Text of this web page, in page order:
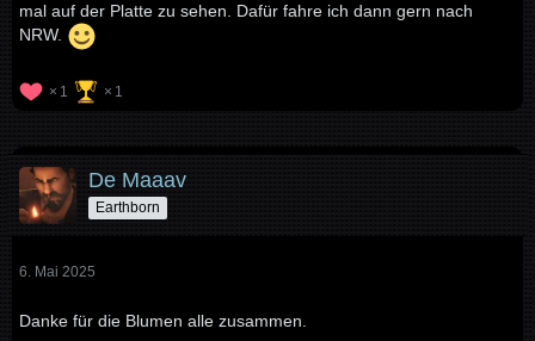
mal auf der Platte zu sehen. Dafür fahre ich dann gern nach
NRW.
1 1
De Maaav
Earthborn
6. Mai 2025
Danke für die Blumen alle zusammen.